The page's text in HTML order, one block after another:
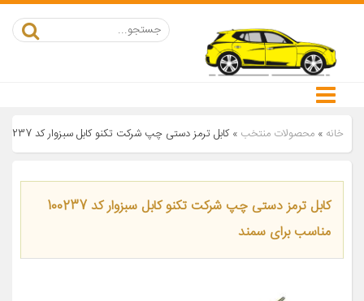
خانه » محصولات منتخب »کابل ترمز دستی چپ شرکت تکنو کابل سبزوار کد 100237 مناسب برای سمند
کابل ترمز دستی چپ شرکت تکنو کابل سبزوار کد 100237
مناسب برای سمند